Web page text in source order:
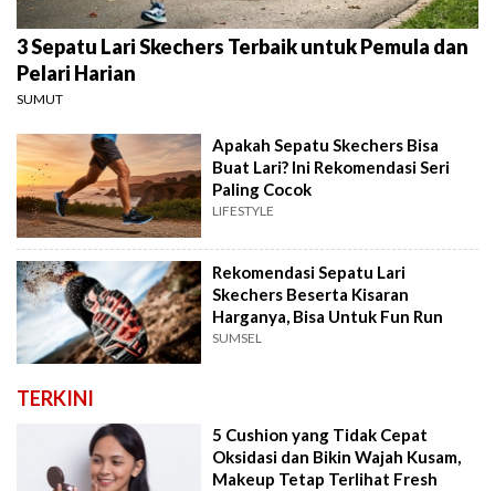
3 Sepatu Lari Skechers Terbaik untuk Pemula dan
Pelari Harian
SUMUT
Apakah Sepatu Skechers Bisa
Buat Lari? Ini Rekomendasi Seri
Paling Cocok
LIFESTYLE
Rekomendasi Sepatu Lari
Skechers Beserta Kisaran
Harganya, Bisa Untuk Fun Run
SUMSEL
TERKINI
5 Cushion yang Tidak Cepat
Oksidasi dan Bikin Wajah Kusam,
Makeup Tetap Terlihat Fresh